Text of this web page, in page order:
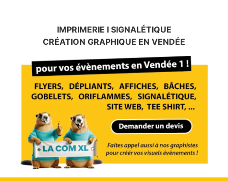
IMPRIMERIE I SIGNALÉTIQUE
CRÉATION GRAPHIQUE EN VENDÉE